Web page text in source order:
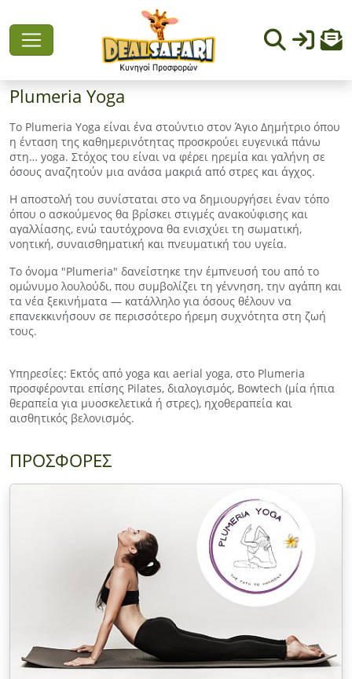
Plumeria Yoga
Το Plumeria Yoga είναι ένα στούντιο στον Άγιο Δημήτριο όπου
η ένταση της καθημερινότητας προσκρούει ευγενικά πάνω
στη… yoga. Στόχος του είναι να φέρει ηρεμία και γαλήνη σε
όσους αναζητούν μια ανάσα μακριά από στρες και άγχος.
Η αποστολή του συνίσταται στο να δημιουργήσει έναν τόπο
όπου ο ασκούμενος θα βρίσκει στιγμές ανακούφισης και
αγαλλίασης, ενώ ταυτόχρονα θα ενισχύει τη σωματική,
νοητική, συναισθηματική και πνευματική του υγεία.
Το όνομα "Plumeria" δανείστηκε την έμπνευσή του από το
ομώνυμο λουλούδι, που συμβολίζει τη γέννηση, την αγάπη και
τα νέα ξεκινήματα — κατάλληλο για όσους θέλουν να
επανεκκινήσουν σε περισσότερο ήρεμη συχνότητα στη ζωή
τους.
Υπηρεσίες: Εκτός από yoga και aerial yoga, στο Plumeria
προσφέρονται επίσης Pilates, διαλογισμός, Bowtech (μία ήπια
θεραπεία για μυοσκελετικά ή στρες), ηχοθεραπεία και
αισθητικός βελονισμός.
ΠΡΟΣΦΟΡΕΣ